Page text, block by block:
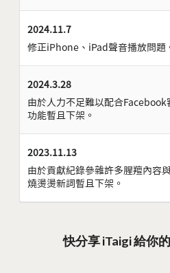
2024.11.7
修正iPhone、iPad聲音播放問題
2024.3.28
由於人力不足難以配合
功能暫且下架。
2023.11.13
由於貢獻紀錄參雜許多腥羶內容
燒燙燙新詞暫且下架。
快分享 iTaigi 給你